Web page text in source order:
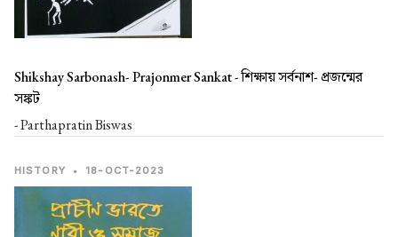
Shikshay Sarbonash- Prajonmer Sankat -শিক্ষায় সর্বনাশ- প্রজন্মের
সঙ্কট
- Parthapratin Biswas
HISTORY • 18-OCT-2023